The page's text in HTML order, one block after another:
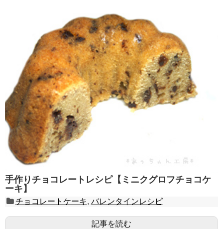
手作りチョコレートレシピ【ミニクグロフチョコケ
ーキ】
チョコレートケーキ, バレンタインレシピ
記事を読む